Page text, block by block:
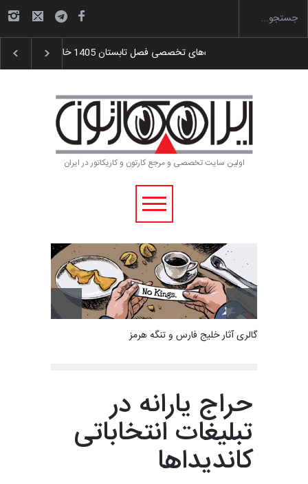
گزارش تصویری آیین اختتامیه و اهدای جوایز سوم…
اولین سایت تخصصی و مرجع کارتون و کاریکاتور در ایران
گالری آثار خلیج فارس و تنگه هرمز
حراج یارانه در
تبلیغات انتخاباتی
کاندیدا‌ها